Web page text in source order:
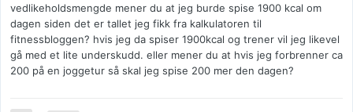
vedlikeholdsmengde mener du at jeg burde spise 1900 kcal om
dagen siden det er tallet jeg fikk fra kalkulatoren til
fitnessbloggen? hvis jeg da spiser 1900kcal og trener vil jeg likevel
gå med et lite underskudd. eller mener du at hvis jeg forbrenner ca
200 på en joggetur så skal jeg spise 200 mer den dagen?